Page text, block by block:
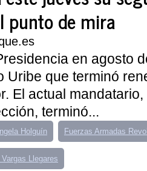
punto de mira
en agosto
Uribe que terminó
El actual
terminó...
Holguín Fuerzas Armadas
Llegares